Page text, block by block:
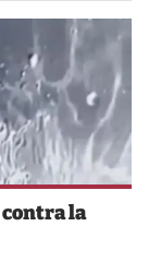
contra la